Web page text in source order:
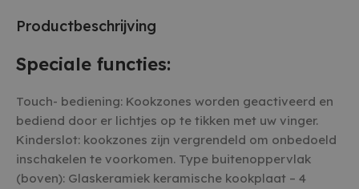
Productbeschrijving
Speciale functies:
Touch- bediening: Kookzones worden geactiveerd en
bediend door er lichtjes op te tikken met uw vinger.
Kinderslot: kookzones zijn vergrendeld om onbedoeld
inschakelen te voorkomen. Type buitenoppervlak
(boven): Glaskeramiek keramische kookplaat – 4